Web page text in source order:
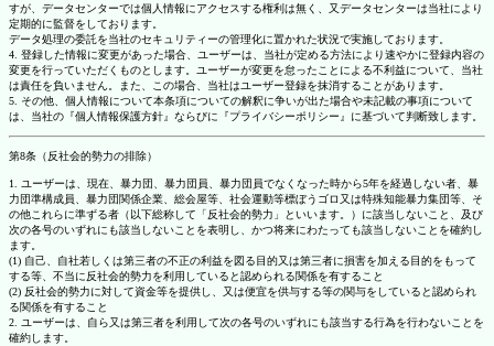
すが、データセンターでは個人情報にアクセスする権利は無く、又データセンターは当社により
定期的に監督をしております。
データ処理の委託を当社のセキュリティーの管理化に置かれた状況で実施しております。
4. 登録した情報に変更があった場合、ユーザーは、当社が定める方法により速やかに登録内容の
変更を行っていただくものとします。ユーザーが変更を怠ったことによる不利益について、当社
は責任を負いません。また、この場合、当社はユーザー登録を抹消することがあります。
5. その他、個人情報について本条項についての解釈に争いが出た場合や未記載の事項について
は、当社の『個人情報保護方針』ならびに『プライバシーポリシー』に基づいて判断致します。
第8条（反社会的勢力の排除）
1. ユーザーは、現在、暴力団、暴力団員、暴力団員でなくなった時から5年を経過しない者、暴
力団準構成員、暴力団関係企業、総会屋等、社会運動等標ぼうゴロ又は特殊知能暴力集団等、そ
の他これらに準ずる者（以下総称して「反社会的勢力」といいます。）に該当しないこと、及び
次の各号のいずれにも該当しないことを表明し、かつ将来にわたっても該当しないことを確約し
ます。
(1) 自己、自社若しくは第三者の不正の利益を図る目的又は第三者に損害を加える目的をもって
する等、不当に反社会的勢力を利用していると認められる関係を有すること
(2) 反社会的勢力に対して資金等を提供し、又は便宜を供与する等の関与をしていると認められ
る関係を有すること
2. ユーザーは、自ら又は第三者を利用して次の各号のいずれにも該当する行為を行わないことを
確約します。